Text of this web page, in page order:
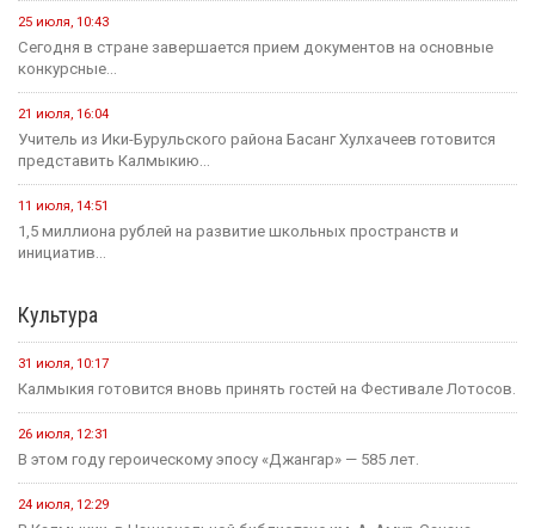
25 июля, 10:43
Сегодня в стране завершается прием документов на основные
конкурсные...
21 июля, 16:04
Учитель из Ики-Бурульского района Басанг Хулхачеев готовится
представить Калмыкию...
11 июля, 14:51
1,5 миллиона рублей на развитие школьных пространств и
инициатив...
Культура
31 июля, 10:17
Калмыкия готовится вновь принять гостей на Фестивале Лотосов.
26 июля, 12:31
В этом году героическому эпосу «Джангар» — 585 лет.
24 июля, 12:29